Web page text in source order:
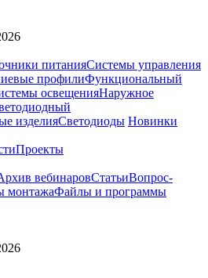
питанияСистемы управления
профилиФункциональный
освещенияНаружное
изделияСветодиоды Новинки
Проекты
вебинаровСтатьиВопрос-
монтажаФайлы и программы